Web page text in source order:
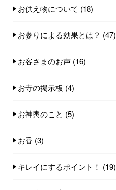
お供え物について (18)
お参りによる効果とは？ (47)
お客さまのお声 (16)
お寺の掲示板 (4)
お神輿のこと (5)
お香 (3)
キレイにするポイント！ (19)